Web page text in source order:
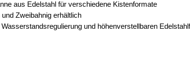
aus Edelstahl für verschiedene Kistenformate
und Zweibahnig erhältlich
Wasserstandsregulierung und höhenverstellbaren